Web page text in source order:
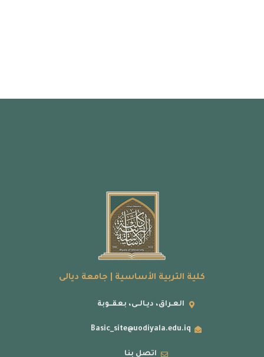
كلية التربية الأساسية | جامعة ديالى
العـراق، ديـالــى، بعقــوبة
Basic_site@uodiyala.edu.iq
اتصل بنا